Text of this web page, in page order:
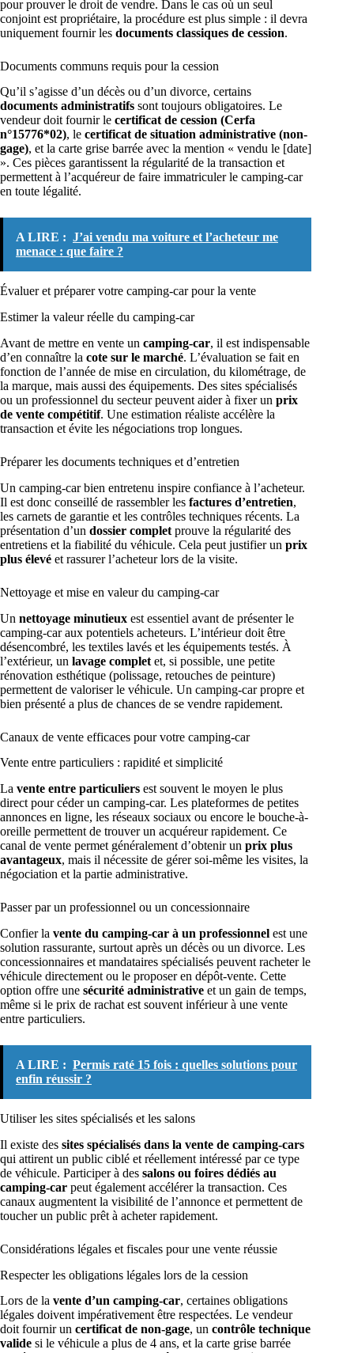
pour prouver le droit de vendre. Dans le cas où un seul
conjoint est propriétaire, la procédure est plus simple : il devra
uniquement fournir les documents classiques de cession.
Documents communs requis pour la cession
Qu’il s’agisse d’un décès ou d’un divorce, certains
documents administratifs sont toujours obligatoires. Le
vendeur doit fournir le certificat de cession (Cerfa
n°15776*02), le certificat de situation administrative (non-
gage), et la carte grise barrée avec la mention « vendu le [date]
». Ces pièces garantissent la régularité de la transaction et
permettent à l’acquéreur de faire immatriculer le camping-car
en toute légalité.
A LIRE : J’ai vendu ma voiture et l’acheteur me
menace : que faire ?
Évaluer et préparer votre camping-car pour la vente
Estimer la valeur réelle du camping-car
Avant de mettre en vente un camping-car, il est indispensable
d’en connaître la cote sur le marché. L’évaluation se fait en
fonction de l’année de mise en circulation, du kilométrage, de
la marque, mais aussi des équipements. Des sites spécialisés
ou un professionnel du secteur peuvent aider à fixer un prix
de vente compétitif. Une estimation réaliste accélère la
transaction et évite les négociations trop longues.
Préparer les documents techniques et d’entretien
Un camping-car bien entretenu inspire confiance à l’acheteur.
Il est donc conseillé de rassembler les factures d’entretien,
les carnets de garantie et les contrôles techniques récents. La
présentation d’un dossier complet prouve la régularité des
entretiens et la fiabilité du véhicule. Cela peut justifier un prix
plus élevé et rassurer l’acheteur lors de la visite.
Nettoyage et mise en valeur du camping-car
Un nettoyage minutieux est essentiel avant de présenter le
camping-car aux potentiels acheteurs. L’intérieur doit être
désencombré, les textiles lavés et les équipements testés. À
l’extérieur, un lavage complet et, si possible, une petite
rénovation esthétique (polissage, retouches de peinture)
permettent de valoriser le véhicule. Un camping-car propre et
bien présenté a plus de chances de se vendre rapidement.
Canaux de vente efficaces pour votre camping-car
Vente entre particuliers : rapidité et simplicité
La vente entre particuliers est souvent le moyen le plus
direct pour céder un camping-car. Les plateformes de petites
annonces en ligne, les réseaux sociaux ou encore le bouche-à-
oreille permettent de trouver un acquéreur rapidement. Ce
canal de vente permet généralement d’obtenir un prix plus
avantageux, mais il nécessite de gérer soi-même les visites, la
négociation et la partie administrative.
Passer par un professionnel ou un concessionnaire
Confier la vente du camping-car à un professionnel est une
solution rassurante, surtout après un décès ou un divorce. Les
concessionnaires et mandataires spécialisés peuvent racheter le
véhicule directement ou le proposer en dépôt-vente. Cette
option offre une sécurité administrative et un gain de temps,
même si le prix de rachat est souvent inférieur à une vente
entre particuliers.
A LIRE : Permis raté 15 fois : quelles solutions pour
enfin réussir ?
Utiliser les sites spécialisés et les salons
Il existe des sites spécialisés dans la vente de camping-cars
qui attirent un public ciblé et réellement intéressé par ce type
de véhicule. Participer à des salons ou foires dédiés au
camping-car peut également accélérer la transaction. Ces
canaux augmentent la visibilité de l’annonce et permettent de
toucher un public prêt à acheter rapidement.
Considérations légales et fiscales pour une vente réussie
Respecter les obligations légales lors de la cession
Lors de la vente d’un camping-car, certaines obligations
légales doivent impérativement être respectées. Le vendeur
doit fournir un certificat de non-gage, un contrôle technique
valide si le véhicule a plus de 4 ans, et la carte grise barrée